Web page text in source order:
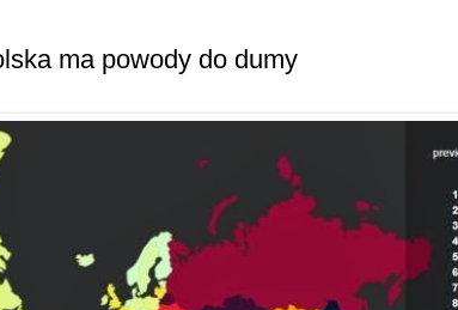
ma powody do dumy